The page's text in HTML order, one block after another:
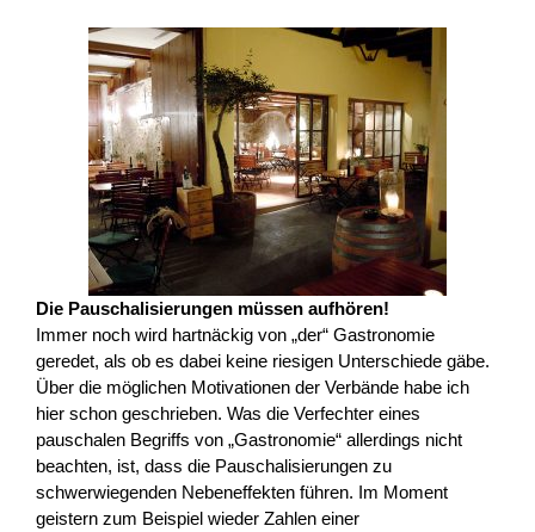
Die Pauschalisierungen müssen aufhören!
Immer noch wird hartnäckig von „der“ Gastronomie
geredet, als ob es dabei keine riesigen Unterschiede gäbe.
Über die möglichen Motivationen der Verbände habe ich
hier schon geschrieben. Was die Verfechter eines
pauschalen Begriffs von „Gastronomie“ allerdings nicht
beachten, ist, dass die Pauschalisierungen zu
schwerwiegenden Nebeneffekten führen. Im Moment
geistern zum Beispiel wieder Zahlen einer